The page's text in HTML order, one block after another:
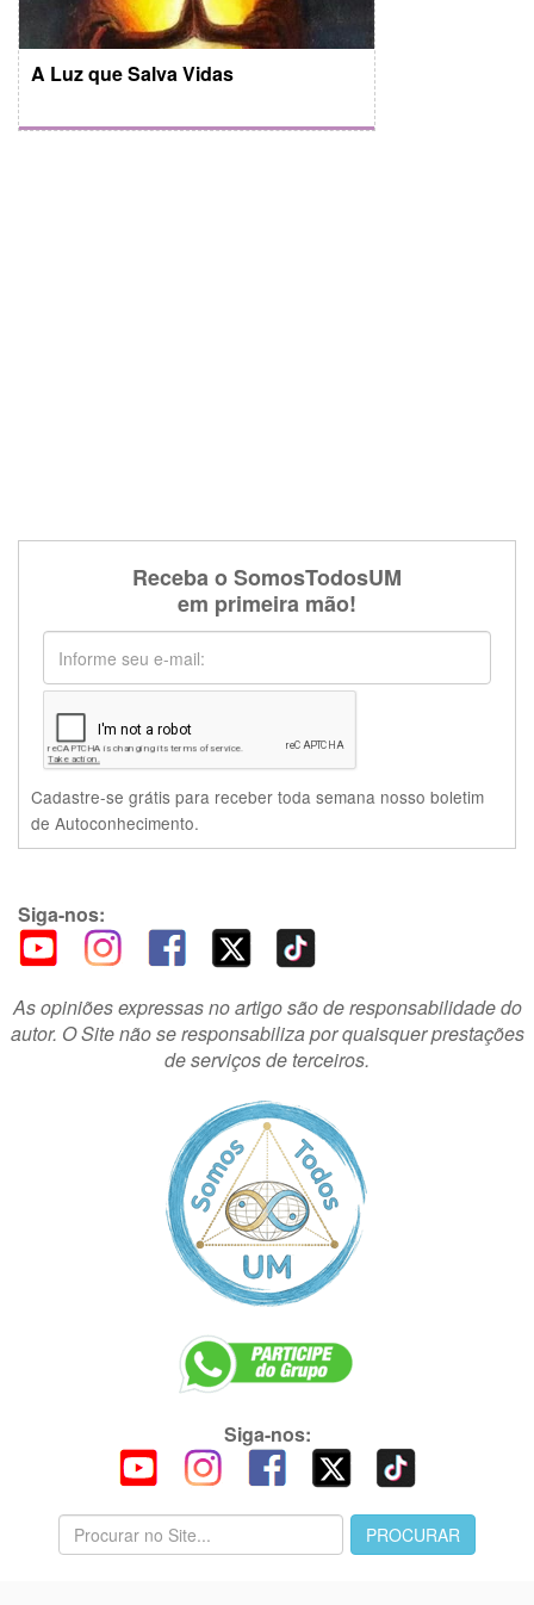
A Luz que Salva Vidas
Receba o SomosTodosUM
em primeira mão!
Cadastre-se grátis para receber toda semana nosso boletim
de Autoconhecimento.
Siga-nos:
As opiniões expressas no artigo são de responsabilidade do
autor. O Site não se responsabiliza por quaisquer prestações
de serviços de terceiros.
Siga-nos: